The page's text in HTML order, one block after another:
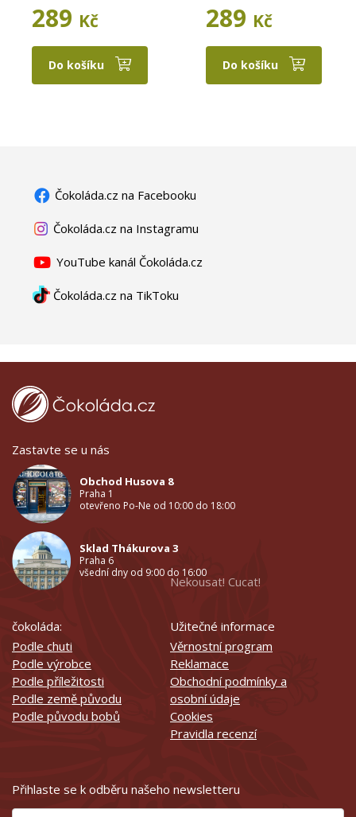
289 Kč
Do košíku
289 Kč
Do košíku
Čokoláda.cz na Facebooku
Čokoláda.cz na Instagramu
YouTube kanál Čokoláda.cz
Čokoláda.cz na TikToku
Zastavte se u nás
Obchod Husova 8
Praha 1
otevřeno Po-Ne od 10:00 do 18:00
Sklad Thákurova 3
Praha 6
všední dny od 9:00 do 16:00
čokoláda:
Podle chuti
Podle výrobce
Podle příležitosti
Podle země původu
Podle původu bobů
Nekousat! Cucat!
Užitečné informace
Věrnostní program
Reklamace
Obchodní podmínky a
osobní údaje
Cookies
Pravidla recenzí
Přihlaste se k odběru našeho newsletteru